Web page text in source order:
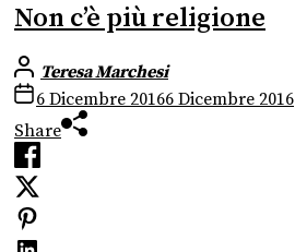
Non c’è più religione
Teresa Marchesi
6 Dicembre 20166 Dicembre 2016
Share